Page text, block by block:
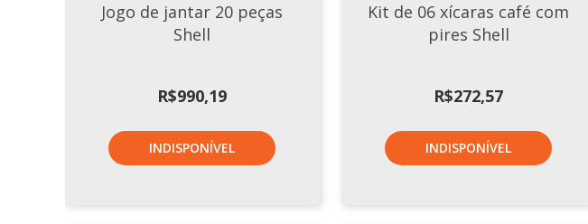
Jogo de jantar 20 peças
Shell
R$990,19
INDISPONÍVEL
Kit de 06 xícaras café com
pires Shell
R$272,57
INDISPONÍVEL